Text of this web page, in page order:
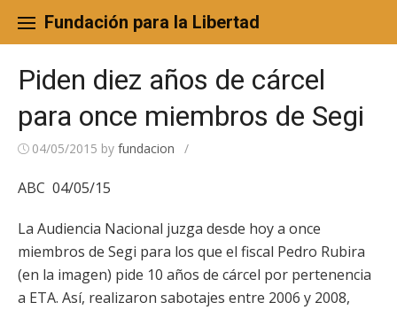
content
Fundación para la Libertad
Piden diez años de cárcel
para once miembros de Segi
04/05/2015 by fundacion /
ABC 04/05/15
La Audiencia Nacional juzga desde hoy a once
miembros de Segi para los que el fiscal Pedro Rubira
(en la imagen) pide 10 años de cárcel por pertenencia
a ETA. Así, realizaron sabotajes entre 2006 y 2008,